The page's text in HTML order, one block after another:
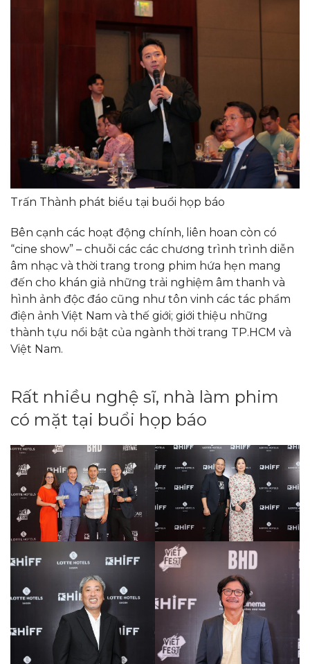
Trấn Thành phát biểu tại buổi họp báo
Bên cạnh các hoạt động chính, liên hoan còn có
“cine show” – chuỗi các các chương trình trình diễn
âm nhạc và thời trang trong phim hứa hẹn mang
đến cho khán giả những trải nghiệm âm thanh và
hình ảnh độc đáo cũng như tôn vinh các tác phẩm
điện ảnh Việt Nam và thế giới; giới thiệu những
thành tựu nổi bật của ngành thời trang TP.HCM và
Việt Nam.
Rất nhiều nghệ sĩ, nhà làm phim
có mặt tại buổi họp báo